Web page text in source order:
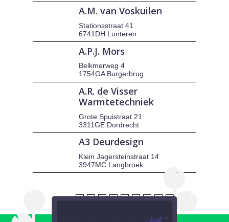
A.M. van Voskuilen
Stationsstraat 41
6741DH Lunteren
A.P.J. Mors
Belkmerweg 4
1754GA Burgerbrug
A.R. de Visser
Warmtetechniek
Grote Spuistraat 21
3311GE Dordrecht
A3 Deurdesign
Klein Jagersteinstraat 14
3947MC Langbroek